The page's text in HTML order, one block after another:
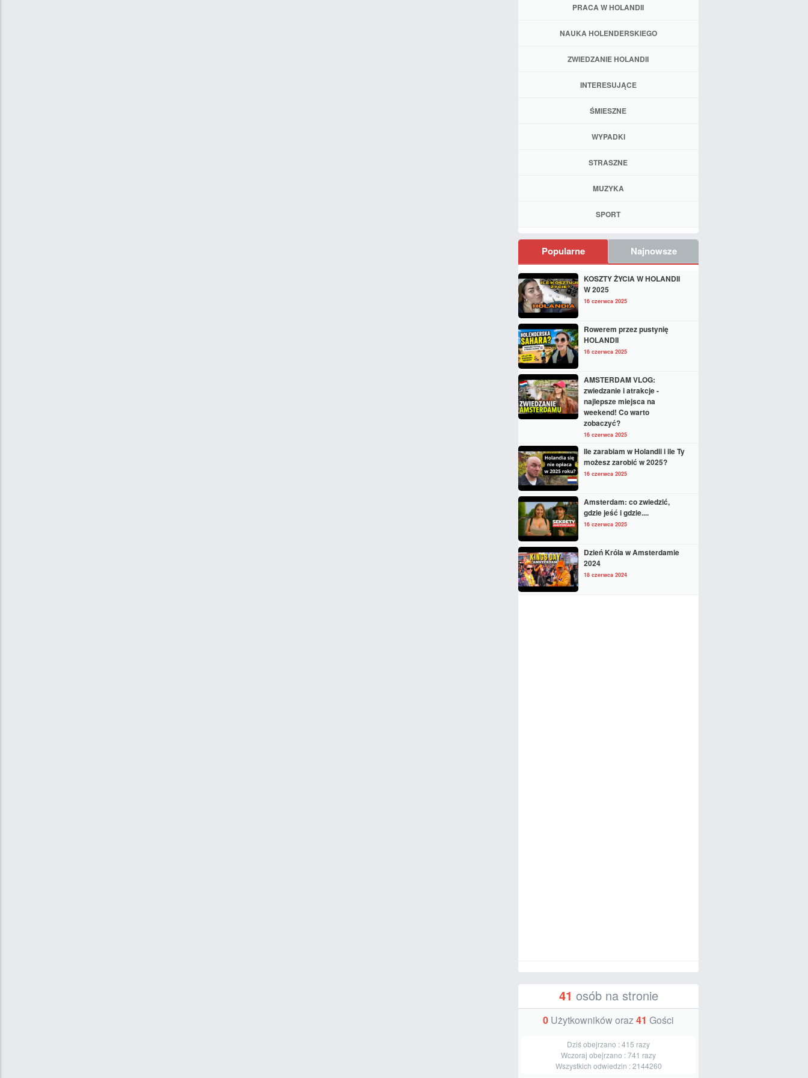
PRACA W HOLANDII
NAUKA HOLENDERSKIEGO
ZWIEDZANIE HOLANDII
INTERESUJĄCE
ŚMIESZNE
WYPADKI
STRASZNE
MUZYKA
SPORT
Popularne Najnowsze
KOSZTY ŻYCIA W HOLANDII
W 2025
16 czerwca 2025
Rowerem przez pustynię
HOLANDII
16 czerwca 2025
AMSTERDAM VLOG:
zwiedzanie i atrakcje -
najlepsze miejsca na
weekend! Co warto
zobaczyć?
16 czerwca 2025
Ile zarabiam w Holandii i ile Ty
możesz zarobić w 2025?
16 czerwca 2025
Amsterdam: co zwiedzić,
gdzie jeść i gdzie....
16 czerwca 2025
Dzień Króla w Amsterdamie
2024
18 czerwca 2024
41 osób na stronie
0 Użytkowników oraz41 Gości
Dziś obejrzano :415 razy
Wczoraj obejrzano :741 razy
Wszystkich odwiedzin :2144260